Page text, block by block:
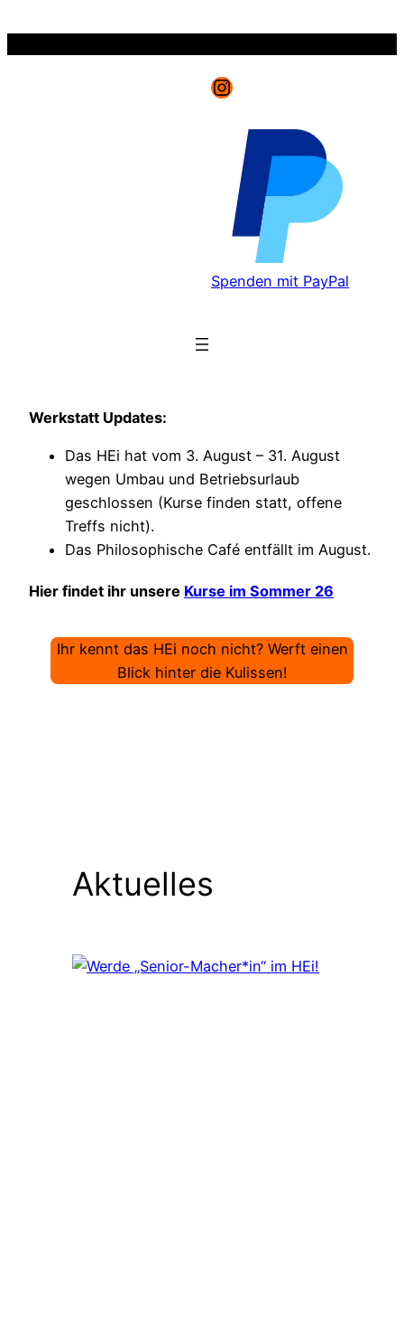
Instagram
Spenden mit PayPal
Werkstatt Updates:
Das HEi hat vom 3. August – 31. August
wegen Umbau und Betriebsurlaub
geschlossen (Kurse finden statt, offene
Treffs nicht).
Das Philosophische Café entfällt im August.
Hier findet ihr unsere Kurse im Sommer 26
Ihr kennt das HEi noch nicht? Werft einen
Blick hinter die Kulissen!
Aktuelles